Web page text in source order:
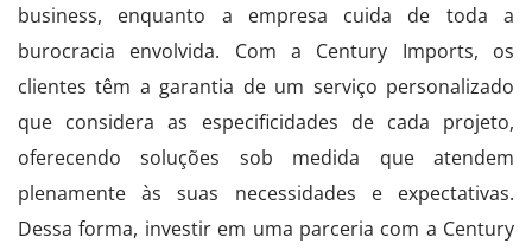
business, enquanto a empresa cuida de toda a
burocracia envolvida. Com a Century Imports, os
clientes têm a garantia de um serviço personalizado
que considera as especificidades de cada projeto,
oferecendo soluções sob medida que atendem
plenamente às suas necessidades e expectativas.
Dessa forma, investir em uma parceria com a Century